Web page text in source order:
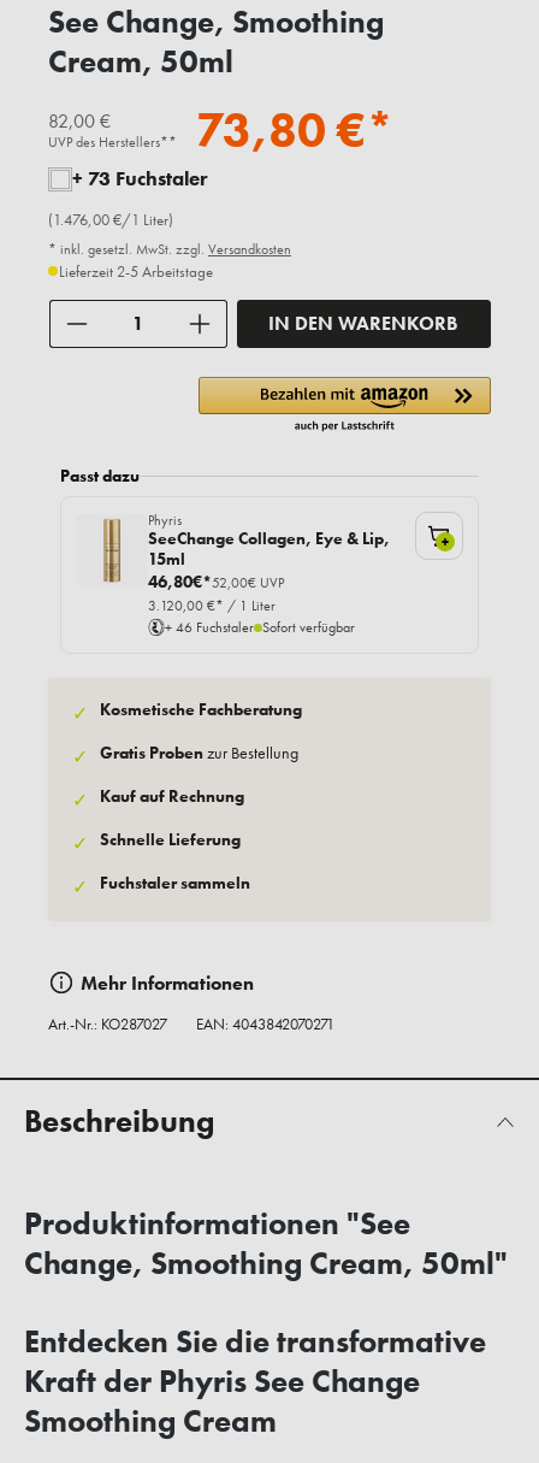
See Change, Smoothing
Cream, 50ml
82,00 €
UVP des Herstellers** 73,80 €*
+ 73 Fuchstaler
(1.476,00 €/1 Liter)
* inkl. gesetzl. MwSt. zzgl. Versandkosten
Lieferzeit 2-5 Arbeitstage
IN DEN WARENKORB
Passt dazu
Phyris
SeeChange Collagen, Eye & Lip,
15ml
46,80€*52,00€ UVP
3.120,00 €* / 1 Liter
+ 46 Fuchstaler Sofort verfügbar
+
✓ Kosmetische Fachberatung
✓ Gratis Probenzur Bestellung
✓ Kauf auf Rechnung
✓ Schnelle Lieferung
✓ Fuchstaler sammeln
Mehr Informationen
Art.-Nr.: KO287027 EAN: 4043842070271
Beschreibung
Produktinformationen "See
Change, Smoothing Cream, 50ml"
Entdecken Sie die transformative
Kraft der Phyris See Change
Smoothing Cream